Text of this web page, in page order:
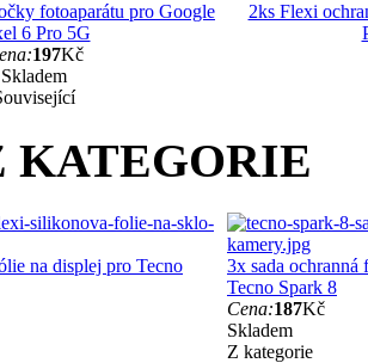
fotoaparátu pro Google
6 Pro 5G
197Kč
Skladem
2ks Flexi
KATEGORIE
na displej pro Tecno
3x sada
Tecno Spark 8
Cena:187Kč
Skladem
Z kategorie